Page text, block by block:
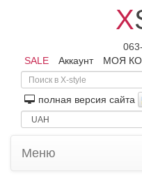
X
SALE
Аккаунт МОЯ
полная версия сайта
Меню